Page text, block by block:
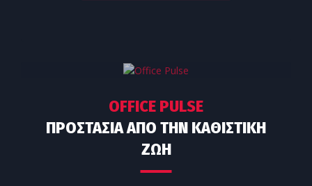
OFFICE PULSE
ΠΡΟΣΤΑΣΙΑ ΑΠΟ ΤΗΝ ΚΑΘΙΣΤΙΚΗ
ΖΩΗ